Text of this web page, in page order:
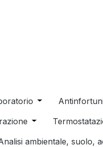
Open or close
Open or close
close the dropdown
ambientale, suolo,